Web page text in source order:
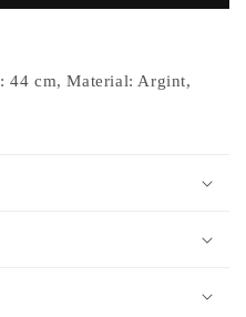
44 cm, Material: Argint,